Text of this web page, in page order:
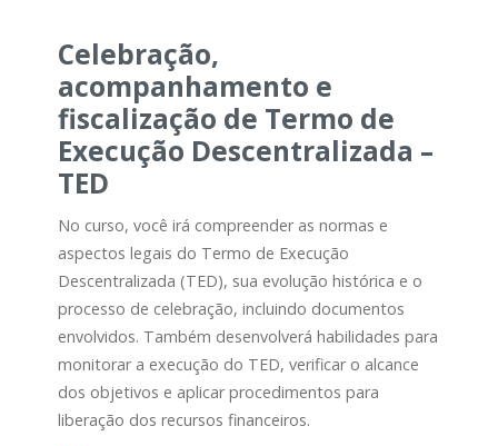
Celebração,
acompanhamento e
fiscalização de Termo de
Execução Descentralizada –
TED
No curso, você irá compreender as normas e
aspectos legais do Termo de Execução
Descentralizada (TED), sua evolução histórica e o
processo de celebração, incluindo documentos
envolvidos. Também desenvolverá habilidades para
monitorar a execução do TED, verificar o alcance
dos objetivos e aplicar procedimentos para
liberação dos recursos financeiros.